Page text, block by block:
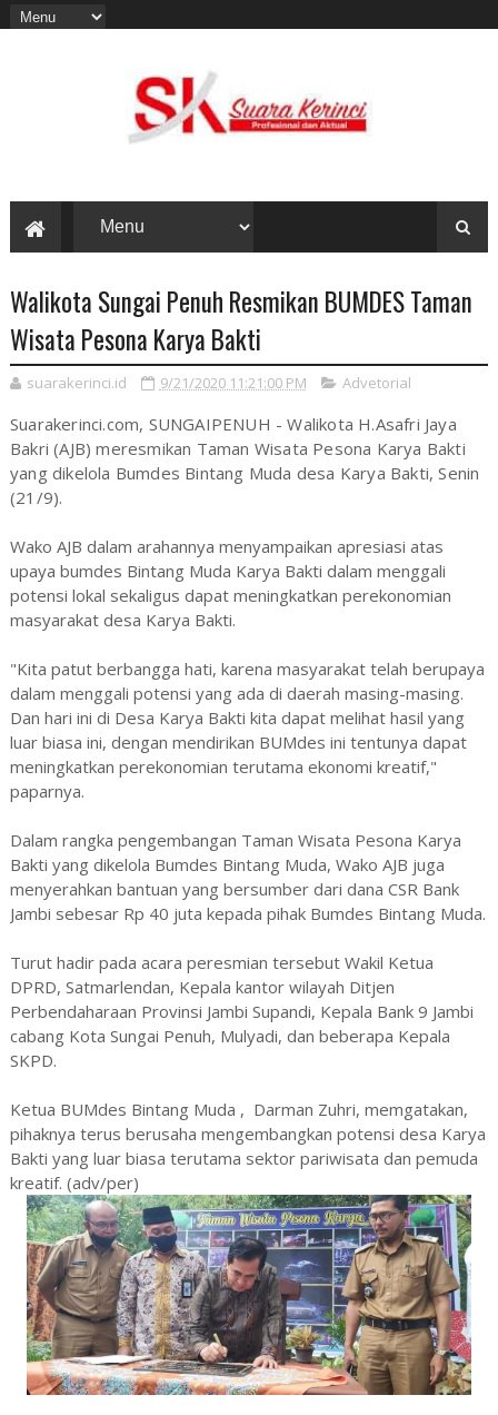
Walikota Sungai Penuh Resmikan BUMDES Taman
Wisata Pesona Karya Bakti
suarakerinci.id 9/21/2020 11:21:00 PM Advetorial
Suarakerinci.com, SUNGAIPENUH - Walikota H.Asafri Jaya
Bakri (AJB) meresmikan Taman Wisata Pesona Karya Bakti
yang dikelola Bumdes Bintang Muda desa Karya Bakti, Senin
(21/9).
Wako AJB dalam arahannya menyampaikan apresiasi atas
upaya bumdes Bintang Muda Karya Bakti dalam menggali
potensi lokal sekaligus dapat meningkatkan perekonomian
masyarakat desa Karya Bakti.
"Kita patut berbangga hati, karena masyarakat telah berupaya
dalam menggali potensi yang ada di daerah masing-masing.
Dan hari ini di Desa Karya Bakti kita dapat melihat hasil yang
luar biasa ini, dengan mendirikan BUMdes ini tentunya dapat
meningkatkan perekonomian terutama ekonomi kreatif,"
paparnya.
Dalam rangka pengembangan Taman Wisata Pesona Karya
Bakti yang dikelola Bumdes Bintang Muda, Wako AJB juga
menyerahkan bantuan yang bersumber dari dana CSR Bank
Jambi sebesar Rp 40 juta kepada pihak Bumdes Bintang Muda.
Turut hadir pada acara peresmian tersebut Wakil Ketua
DPRD, Satmarlendan, Kepala kantor wilayah Ditjen
Perbendaharaan Provinsi Jambi Supandi, Kepala Bank 9 Jambi
cabang Kota Sungai Penuh, Mulyadi, dan beberapa Kepala
SKPD.
Ketua BUMdes Bintang Muda , Darman Zuhri, memgatakan,
pihaknya terus berusaha mengembangkan potensi desa Karya
Bakti yang luar biasa terutama sektor pariwisata dan pemuda
kreatif. (adv/per)